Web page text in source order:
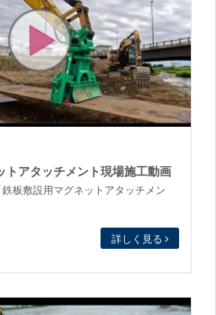
トアタッチメント現場施工動画
板敷設用マグネットアタッチメン
詳しく見る